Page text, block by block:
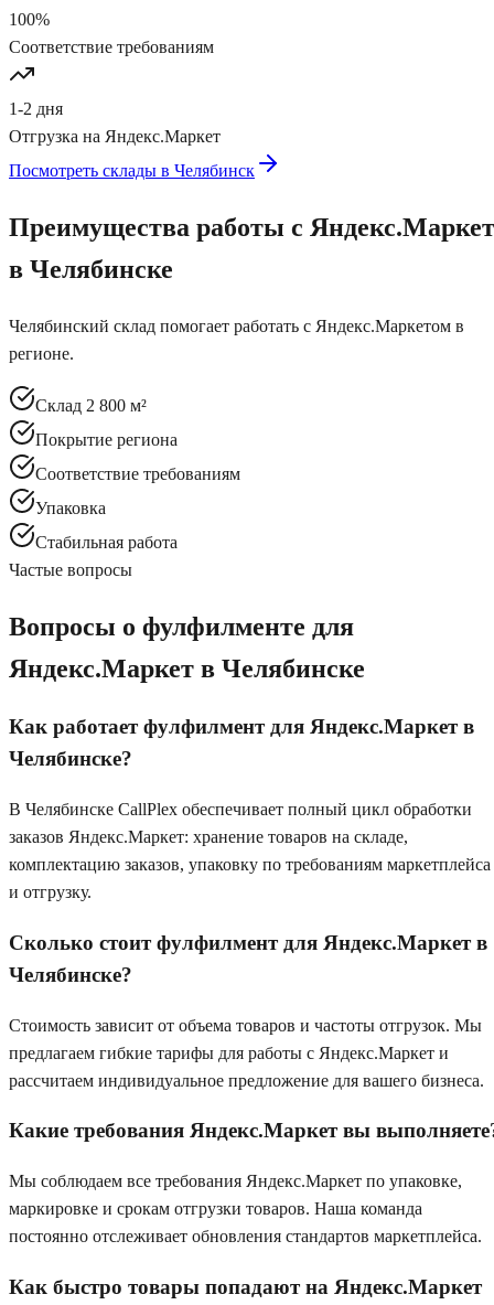
100%
Соответствие требованиям
1-2 дня
Отгрузка на Яндекс.Маркет
Посмотреть склады в Челябинск
Преимущества работы с Яндекс.Маркет
в Челябинске
Челябинский склад помогает работать с Яндекс.Маркетом в
регионе.
Склад 2 800 м²
Покрытие региона
Соответствие требованиям
Упаковка
Стабильная работа
Частые вопросы
Вопросы о фулфилменте для
Яндекс.Маркет в Челябинске
Как работает фулфилмент для Яндекс.Маркет в
Челябинске?
В Челябинске CallPlex обеспечивает полный цикл обработки
заказов Яндекс.Маркет: хранение товаров на складе,
комплектацию заказов, упаковку по требованиям маркетплейса
и отгрузку.
Сколько стоит фулфилмент для Яндекс.Маркет в
Челябинске?
Стоимость зависит от объема товаров и частоты отгрузок. Мы
предлагаем гибкие тарифы для работы с Яндекс.Маркет и
рассчитаем индивидуальное предложение для вашего бизнеса.
Какие требования Яндекс.Маркет вы
Мы соблюдаем все требования Яндекс.Маркет по упаковке,
маркировке и срокам отгрузки товаров. Наша команда
постоянно отслеживает обновления стандартов маркетплейса.
Как быстро товары попадают на Яндекс.Маркет